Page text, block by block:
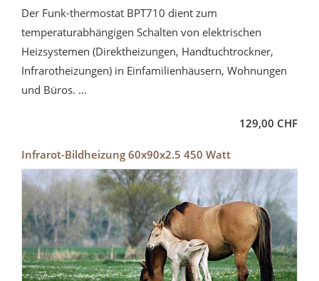
Der Funk-thermostat BPT710 dient zum
temperaturabhängigen Schalten von elektrischen
Heizsystemen (Direktheizungen, Handtuchtrockner,
Infrarotheizungen) in Einfamilienhäusern, Wohnungen
und Büros. ...
129,00 CHF
Infrarot-Bildheizung 60x90x2.5 450 Watt